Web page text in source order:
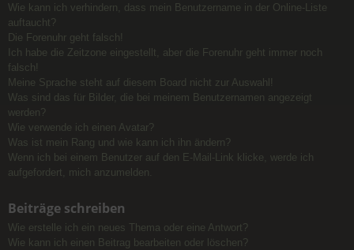
Wie kann ich verhindern, dass mein Benutzername in der Online-Liste
auftaucht?
Die Forenuhr geht falsch!
Ich habe die Zeitzone eingestellt, aber die Forenuhr geht immer noch
falsch!
Meine Sprache steht auf diesem Board nicht zur Auswahl!
Was sind das für Bilder, die bei meinem Benutzernamen angezeigt
werden?
Wie verwende ich einen Avatar?
Was ist mein Rang und wie kann ich ihn ändern?
Wenn ich bei einem Benutzer auf den E-Mail-Link klicke, werde ich
aufgefordert, mich anzumelden.
Beiträge schreiben
Wie erstelle ich ein neues Thema oder eine Antwort?
Wie kann ich einen Beitrag bearbeiten oder löschen?